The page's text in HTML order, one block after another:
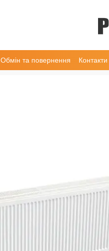
Обмін та повернення Контакти